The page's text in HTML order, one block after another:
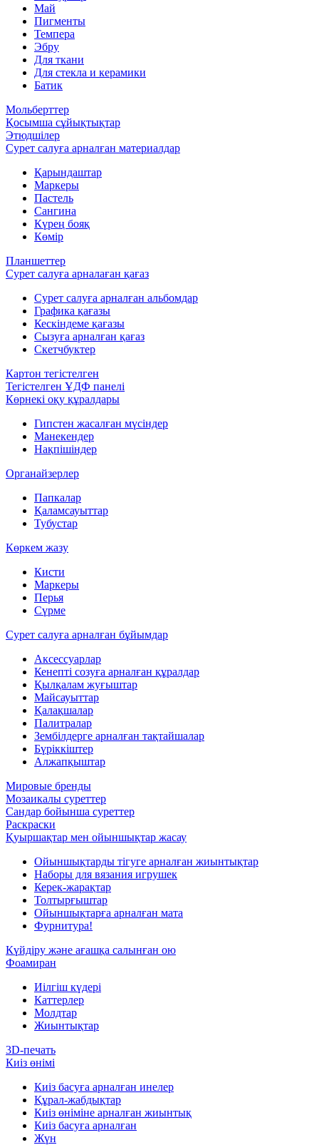
Май
Пигменты
Темпера
Эбру
Для ткани
Для стекла и керамики
Батик
Мольберттер
Қосымша сұйықтықтар
Этюдшілер
Сурет салуға арналған материалдар
Қарындаштар
Маркеры
Пастель
Сангина
Күрең бояқ
Көмір
Планшеттер
Сурет салуға арналаған қағаз
Сурет салуға арналған альбомдар
Графика қағазы
Кескіндеме қағазы
Сызуға арналған қағаз
Скетчбуктер
Картон тегістелген
Тегістелген ҰДФ панелі
Көрнекі оқу құралдары
Гипстен жасалған мүсіндер
Манекендер
Нақпішіндер
Органайзерлер
Папкалар
Қаламсауыттар
Тубустар
Көркем жазу
Кисти
Маркеры
Перья
Сүрме
Сурет салуға арналған бұйымдар
Аксессуарлар
Кенепті созуға арналған құралдар
Қылқалам жуғыштар
Майсауыттар
Қалақшалар
Палитралар
Зембілдерге арналған тақтайшалар
Бүріккіштер
Алжапқыштар
Мировые бренды
Мозаикалы суреттер
Сандар бойынша суреттер
Раскраски
Қуыршақтар мен ойыншықтар жасау
Ойыншықтарды тігуге арналған жиынтықтар
Наборы для вязания игрушек
Керек-жарақтар
Толтырғыштар
Ойыншықтарға арналған мата
Фурнитура!
Күйдіру және ағашқа салынған ою
Фоамиран
Иілгіш күдері
Каттерлер
Молдтар
Жиынтықтар
3D-печать
Киіз өнімі
Киіз басуға арналған инелер
Құрал-жабдықтар
Киіз өніміне арналған жиынтық
Киіз басуға арналған
Жүн